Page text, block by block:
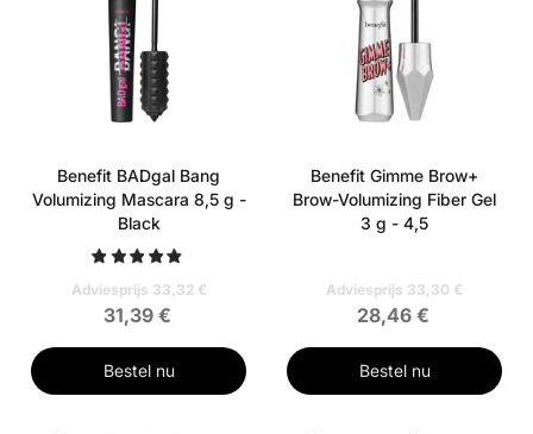
Benefit BADgal Bang
Volumizing Mascara 8,5 g -
Black
Adviesprijs 33,32 €
31,39 €
Bestel nu
Benefit Gimme Brow+
Brow-Volumizing Fiber Gel
3 g - 4,5
Adviesprijs 33,30 €
28,46 €
Bestel nu